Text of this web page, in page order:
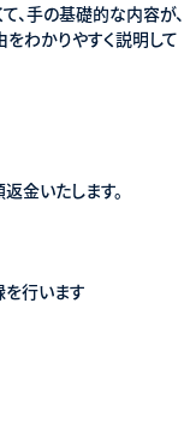
、手の基礎的な内容が、
わかりやすく説明して
金いたします。
行います